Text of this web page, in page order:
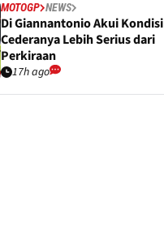
MOTOGP NEWS
Di Giannantonio Akui Kondisi
Cederanya Lebih Serius dari
Perkiraan
17h ago